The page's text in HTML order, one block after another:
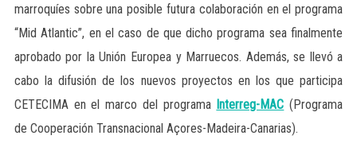
marroquíes sobre una posible futura colaboración en el programa
“Mid Atlantic”, en el caso de que dicho programa sea finalmente
aprobado por la Unión Europea y Marruecos. Además, se llevó a
cabo la difusión de los nuevos proyectos en los que participa
CETECIMA en el marco del programa Interreg-MAC (Programa
de Cooperación Transnacional Açores-Madeira-Canarias).